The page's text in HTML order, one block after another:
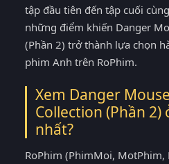
tập đầu tiên đến tập cuối
những điểm khiến Danger
(Phần 2) trở thành lựa chọn
phim Anh trên RoPhim.
Xem Danger
Collection (Phần
nhất?
RoPhim (PhimMoi, MotPhim,